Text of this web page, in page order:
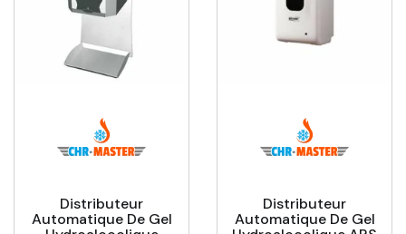
Distributeur
Automatique De Gel
Distributeur
Automatique De Gel